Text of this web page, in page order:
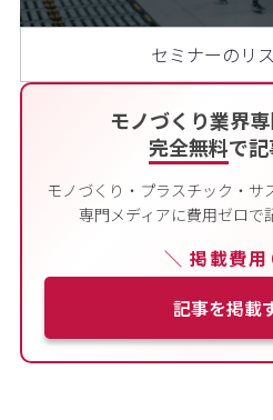
モノづくり業界
完全無料で記
モノづくり・プラスチック・サ
専門メディアに費用ゼロで
＼ 掲載費用
記事を掲載
セミナーのリ